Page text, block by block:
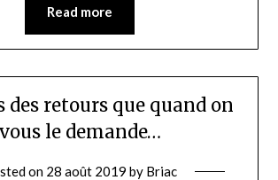
Read more
des retours que quand on
vous le demande…
on 28 août 2019 by Briac